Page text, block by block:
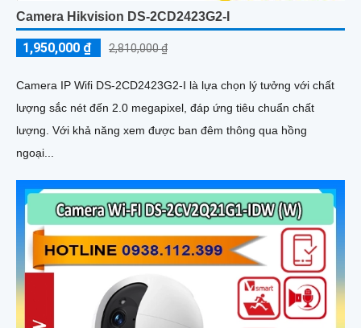
Camera Hikvision DS-2CD2423G2-I
1,950,000 ₫ 2,810,000 ₫
Camera IP Wifi DS-2CD2423G2-I là lựa chọn lý tưởng với chất
lượng sắc nét đến 2.0 megapixel, đáp ứng tiêu chuẩn chất
lượng. Với khả năng xem được ban đêm thông qua hồng
ngoại...